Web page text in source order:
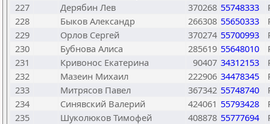
227
Дерябин Лев 370268 55748333
228
Быков Александр 266308 55650333
229
Орлов Сергей 370274 55700993
230
Бубнова Алиса 285619 55648010
231
Кривонос Екатерина 90407 34312153
232
Мазеин Михаил 222906 34478345
233
Митрясов Павел 367342 55748740
234
Синявский Валерий 424061 55793428
235
Шуколюков Тимофей 408878 55777694